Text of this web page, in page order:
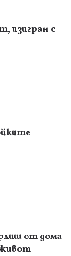
изигран с
от дома
живот